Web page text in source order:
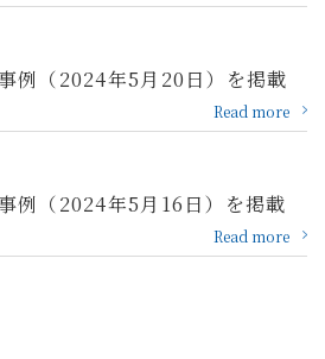
例（2024年5月20日）を掲載
Read more
例（2024年5月16日）を掲載
Read more